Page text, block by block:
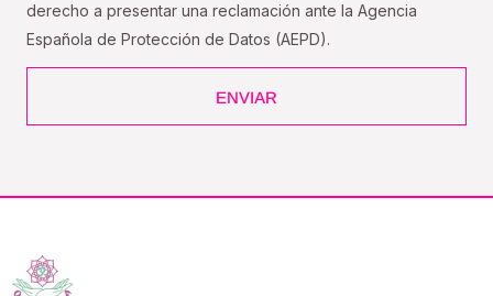
derecho a presentar una reclamación ante la Agencia
Española de Protección de Datos (AEPD).
ENVIAR